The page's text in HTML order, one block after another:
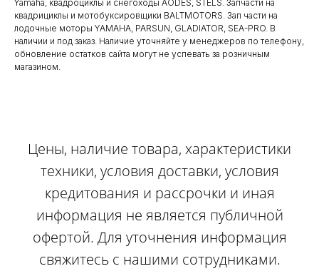
Yamaha, квадроциклы и снегоходы AODES, STELS. Запчасти на
квадрициклы и мотобуксировщики BALTMOTORS. Зап части на
лодочные моторы YAMAHA, PARSUN, GLADIATOR, SEA-PRO. В
наличии и под заказ. Наличие уточняйте у менеджеров по телефону,
обновление остатков сайта могут не успевать за розничным
магазином.
Цены, наличие товара, характеристики
техники, условия доставки, условия
кредитования и рассрочки и иная
информация не является публичной
офертой. Для уточнения информация
свяжитесь с нашими сотрудниками.